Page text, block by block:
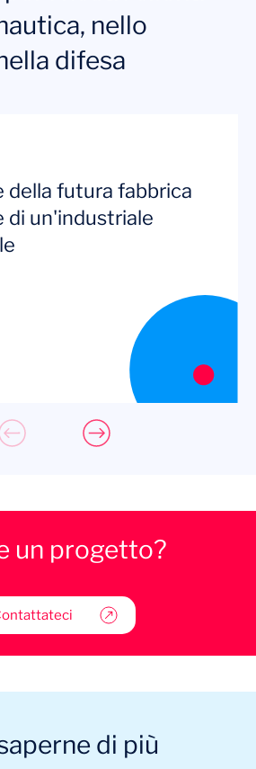
nello
difesa
della futura fabbrica
di un'industriale
un progetto?
di più